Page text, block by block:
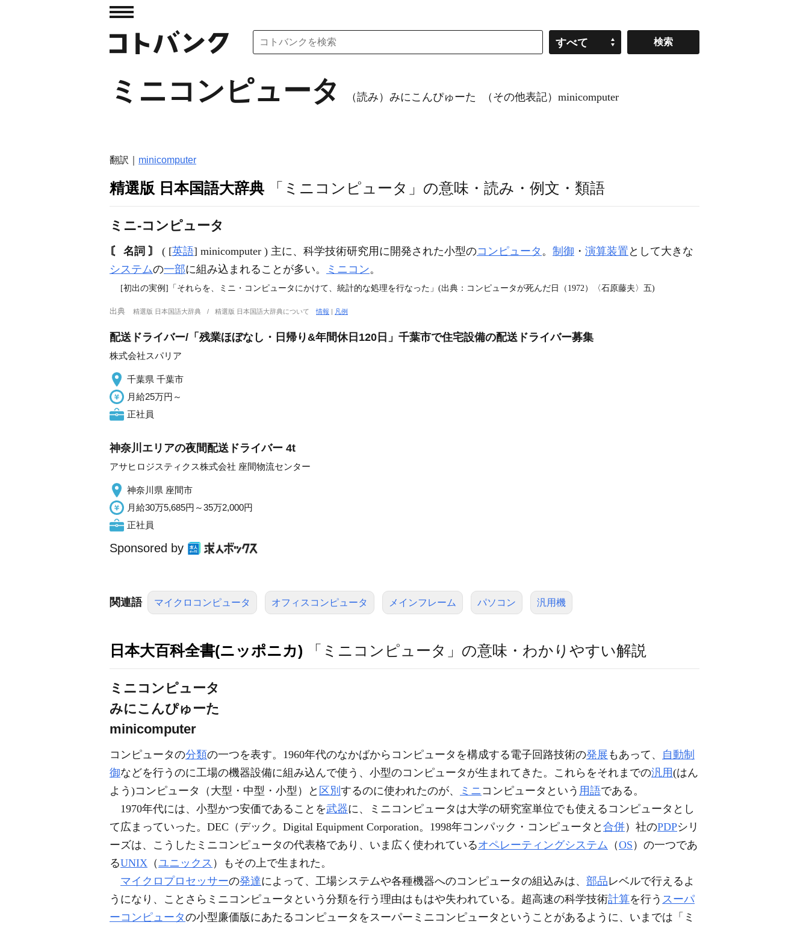
すべて
ミニコンピュータ （読み）みにこんぴゅーた （その他表記）minicomputer
翻訳｜ minicomputer
精選版 日本国語大辞典 「ミニコンピュータ」の意味・読み・例文・類語
ミニ‐コンピュータ
〘 名詞 〙 ( [英語] minicomputer ) 主に、科学技術研究用に開発された小型のコンピュータ 。 制御 ・ 演算装置 として大きな
システムの一部に組み込まれることが多い。 ミニコン。
[初出の実例]「それらを、ミニ・コンピュータにかけて、統計的な処理を行なった」(出典：コンピュータが死んだ日（1972）〈石原藤夫〉五)
出典 精選版 日本国語大辞典 精選版 日本国語大辞典について情報 | 凡例
配送ドライバー/「残業ほぼなし・日帰り&年間休日120日」千葉市で住宅設備の配送ドライバー募集
株式会社スパリア
千葉県 千葉市
月給25万円～
正社員
神奈川エリアの夜間配送ドライバー 4t
アサヒロジスティクス株式会社 座間物流センター
神奈川県 座間市
月給30万5,685円～35万2,000円
正社員
Sponsored by
関連語 マイクロコンピュータ オフィスコンピュータ メインフレーム パソコン 汎用機
日本大百科全書(ニッポニカ) 「ミニコンピュータ」の意味・わかりやすい解説
ミニコンピュータ
みにこんぴゅーた
minicomputer
コンピュータの分類の一つを表す。1960年代のなかばからコンピュータを構成する電子回路技術の発展 もあって、 自動制
御などを行うのに工場の機器設備に組み込んで使う、小型のコンピュータが生まれてきた。これらをそれまでの汎用(はん
よう)コンピュータ（大型・中型・小型）と 区別 するのに使われたのが、 ミニ コンピュータという 用語である。
1970年代には、小型かつ安価であることを武器に、ミニコンピュータは大学の研究室単位でも使えるコンピュータとし
て広まっていった。DEC（デック。Digital Equipment Corporation。1998年コンパック・コンピュータと 合併）社のPDPシリ
ーズは、こうしたミニコンピュータの代表格であり、いま広く使われているオペレーティングシステム （OS ）の一つであ
るUNIX （ユニックス ）もその上で生まれた。
マイクロプロセッサーの発達によって、工場システムや各種機器へのコンピュータの組込みは、 部品レベルで行えるよ
うになり、ことさらミニコンピュータという分類を行う理由はもはや失われている。超高速の科学技術計算を行う スーパ
ーコンピュータの小型廉価版にあたるコンピュータをスーパーミニコンピュータということがあるように、いまでは「ミ